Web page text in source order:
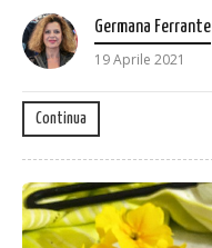
Germana Ferrante
19 Aprile 2021
Continua